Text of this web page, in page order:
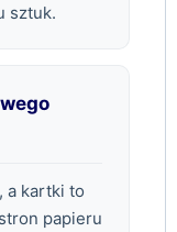
sztuk.
a kartki to
papieru